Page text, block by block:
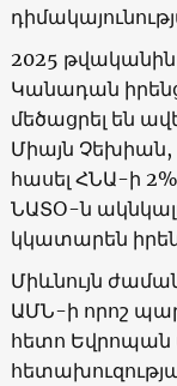
2025
Կանադան
մեծացրել են
Միայն Չեխիան,
հասել ՀՆԱ-ի
ՆԱՏՕ-ն
կկատարեն
Միևնույն
ԱՄՆ-ի որոշ
հետո Եվրոպան